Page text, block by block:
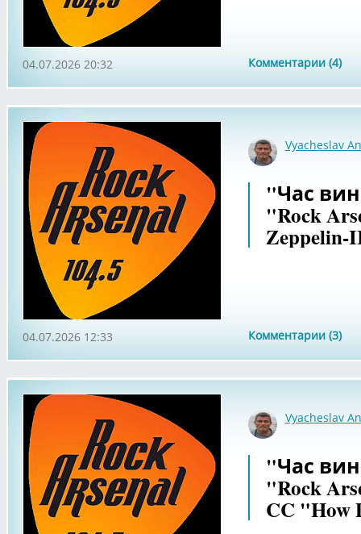
Комментарии (4)
04.07.2026 20:32
Vyacheslav
"Час
"Rock
Zeppelin-
Комментарии (3)
04.07.2026 12:33
Vyacheslav
"Час
"Rock
CC "How